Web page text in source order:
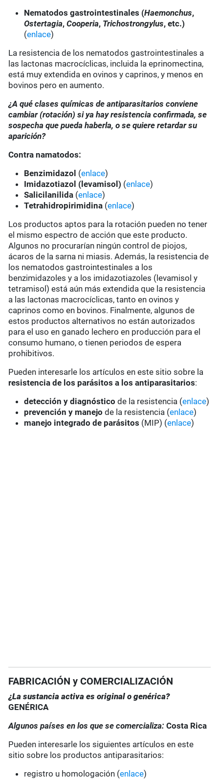
Nematodos gastrointestinales (Haemonchus,
Ostertagia,Cooperia, Trichostrongylus, etc.)
(enlace)
La resistencia de los nematodos gastrointestinales a
las lactonas macrocíclicas, incluida la eprinomectina,
está muy extendida en ovinos y caprinos, y menos en
bovinos pero en aumento.
¿A qué clases químicas de antiparasitarios conviene
cambiar (rotación) si ya hay resistencia confirmada, se
sospecha que pueda haberla, o se quiere retardar su
aparición?
Contra namatodos:
Benzimidazol (enlace)
Imidazotiazol (levamisol) (enlace)
Salicilanilida (enlace)
Tetrahidropirimidina (enlace)
Los productos aptos para la rotación pueden no tener
el mismo espectro de acción que este producto.
Algunos no procurarían ningún control de piojos,
ácaros de la sarna ni miasis. Además, la resistencia de
los nematodos gastrointestinales a los
benzimidazoles y a los imidazotiazoles (levamisol y
tetramisol) está aún más extendida que la resistencia
a las lactonas macrocíclicas, tanto en ovinos y
caprinos como en bovinos. Finalmente, algunos de
estos productos alternativos no están autorizados
para el uso en ganado lechero en producción para el
consumo humano, o tienen periodos de espera
prohibitivos.
Pueden interesarle los artículos en este sitio sobre la
resistencia de los parásitos a los antiparasitarios:
detección y diagnóstico de la resistencia (enlace)
prevención y manejo de la resistencia (enlace)
manejo integrado de parásitos (MIP) (enlace)
FABRICACIÓN y COMERCIALIZACIÓN
¿La sustancia activa es original o genérica?
GENÉRICA
Algunos países en los que se comercializa:Costa Rica
Pueden interesarle los siguientes artículos en este
sitio sobre los productos antiparasitarios:
registro u homologación (enlace)